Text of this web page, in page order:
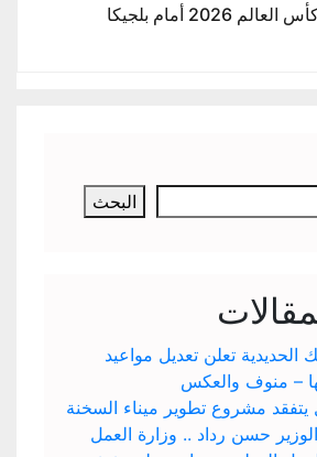
2026 أمام بلجيكا
البحث
الحديدية تعلن تعديل مواعيد
– منوف والعكس
يتفقد مشروع تطوير ميناء السخنة
حسن رداد .. وزارة العمل